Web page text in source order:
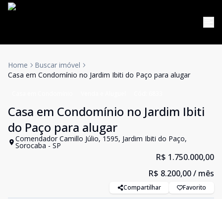
Home
Buscar imóvel
Casa em Condomínio no Jardim Ibiti do Paço para alugar
Casa em Condomínio no Jardim Ibiti
do Paço para alugar
Comendador Camillo Júlio, 1595, Jardim Ibiti do Paço,
Sorocaba - SP
R$ 1.750.000,00
R$ 8.200,00/ mês
Compartilhar Favorito